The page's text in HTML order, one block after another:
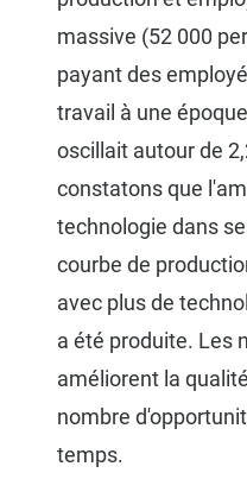
massive (52 000
payant des
travail à une
oscillait autour de
constatons que
technologie dans
courbe de
avec plus de
a été produite. Les
améliorent la
nombre
temps.